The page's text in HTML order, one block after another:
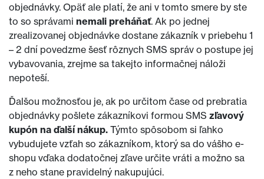
objednávky. Opäť ale platí, že ani v tomto smere by ste
to so správami nemali preháňať. Ak po jednej
zrealizovanej objednávke dostane zákazník v priebehu 1
– 2 dní povedzme šesť rôznych SMS správ o postupe jej
vybavovania, zrejme sa takejto informačnej náloži
nepoteší.
Ďalšou možnosťou je, ak po určitom čase od prebratia
objednávky pošlete zákazníkovi formou SMS zľavový
kupón na ďalší nákup. Týmto spôsobom si ľahko
vybudujete vzťah so zákazníkom, ktorý sa do vášho e-
shopu vďaka dodatočnej zľave určite vráti a možno sa
z neho stane pravidelný nakupujúci.